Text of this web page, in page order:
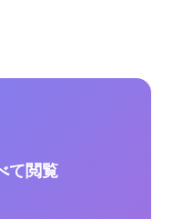
て閲覧